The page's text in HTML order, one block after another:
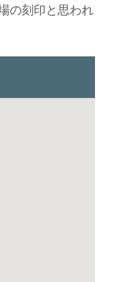
の刻印と思われ